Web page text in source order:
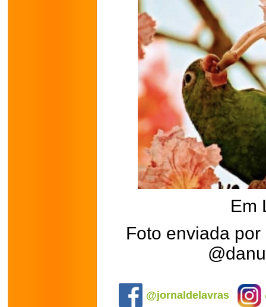
Em
Foto enviada
@jornaldelavras